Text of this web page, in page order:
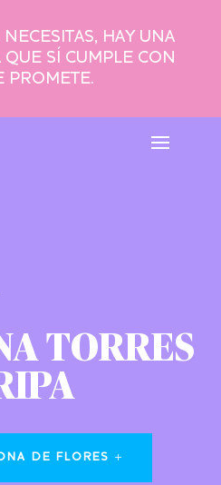
HAY UNA
QUE SÍ CUMPLE CON
PROMETE.
TORRES
DE FLORES